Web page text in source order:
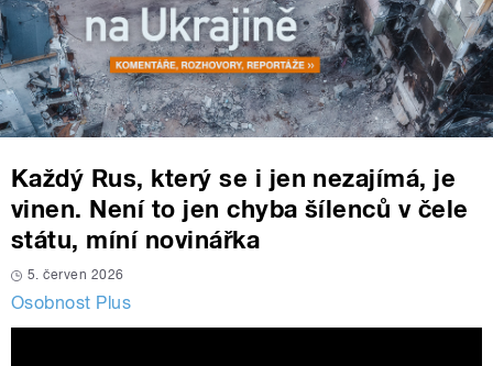
Každý Rus, který se i jen nezajímá, je
vinen. Není to jen chyba šílenců v čele
státu, míní novinářka
5. červen 2026
Osobnost Plus